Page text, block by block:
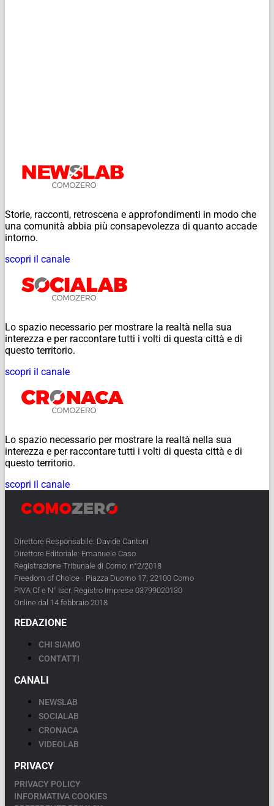
Storie, racconti, retroscena e approfondimenti in modo che
una comunità abbia più consapevolezza di quanto accade
intorno.
scopri il canale
Lo spazio necessario per mostrare la realtà nella sua
interezza e per raccontare tutti i volti di questa città e di
questo territorio.
scopri il canale
Lo spazio necessario per mostrare la realtà nella sua
interezza e per raccontare tutti i volti di questa città e di
questo territorio.
scopri il canale
Direttore Responsabile: Davide Cantoni
Direttore Editoriale: Emanuele Caso
Registrazione Tribunale di Como: n°2/2018
Freedom of Choice - Piazza Duomo 17, 22100 Como
PIVA Cf e N° Iscr. Registro Imprese 03799020130
Online dal 14 febbraio 2018
REDAZIONE
CHI SIAMO
CONTATTI
CANALI
NEWSLAB
SOCIALAB
CRONACA
VIDEOLAB
PRIVACY
PRIVACY POLICY
INFORMATIVA COOKIES